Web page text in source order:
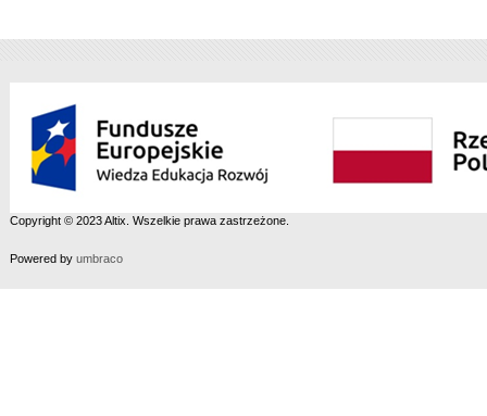
Copyright © 2023 Altix. Wszelkie prawa zastrzeżone.
Powered by umbraco